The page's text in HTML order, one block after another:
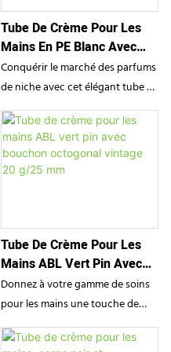
saisonnières ou des lignes de
soins pour les mains en boutique.
d'aromathérapie et les coffrets
cadeaux haut de gamme, cet
emballage allie une esthétique
douce et pastel à un visuel haute
fidélité. Son format pratique pour
les voyages, son impression
offset impeccable et son
bouchon à vis assorti et sécurisé
en font la solution idéale pour les
des cosmétiques naturels.
Tube De Crème Pour Les
Mains En PE Blanc Avec
Petit Bouchon À Vis Rond,
30 G, 25 Mm
Conquérir le marché des parfums
de niche avec cet élégant tube PE
de 30 g signé SampoX. Surmonté
d'un petit bouchon à vis rond
classique, cet emballage offre une
esthétique épurée et minimaliste
de 25 mm en fait le format de
poche idéal pour les crèmes ou
baumes parfumés pour les mains.
Tube De Crème Pour Les
Mains ABL Vert Pin Avec
Bouchon Octogonal Vintage
20 G/25 Mm
Donnez à votre gamme de soins
pour les mains une touche de
fraîcheur et d'authenticité avec
ce tube vert pin de SampoX.